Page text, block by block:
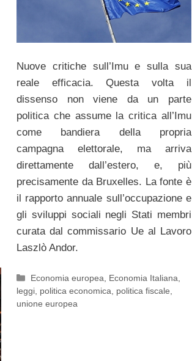
Nuove critiche sull’Imu e sulla sua
reale efficacia. Questa volta il
dissenso non viene da un parte
politica che assume la critica all’Imu
come bandiera della propria
campagna elettorale, ma arriva
direttamente dall’estero, e, più
precisamente da Bruxelles. La fonte è
il rapporto annuale sull’occupazione e
gli sviluppi sociali negli Stati membri
curata dal commissario Ue al Lavoro
Laszlò Andor.
Categorie
Economia europea Economia Italiana
leggi, politica economica politica fiscale
unione europea